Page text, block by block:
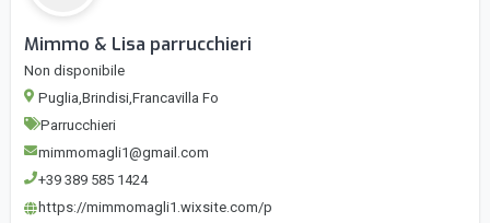
Mimmo & Lisa parrucchieri
Non disponibile
Puglia,Brindisi,Francavilla Fo
Parrucchieri
mimmomagli1@gmail.com
+39 389 585 1424
https://mimmomagli1.wixsite.com/p